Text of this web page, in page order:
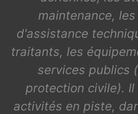
maintenance,
d'assistance
traitants, les
services publics
protection civile). Il
activités en piste,